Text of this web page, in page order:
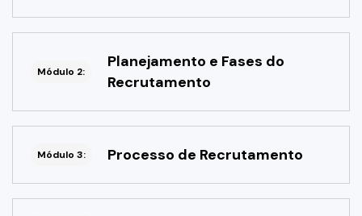
Módulo 2:
Planejamento e Fases do
Recrutamento
Módulo 3: Processo de Recrutamento